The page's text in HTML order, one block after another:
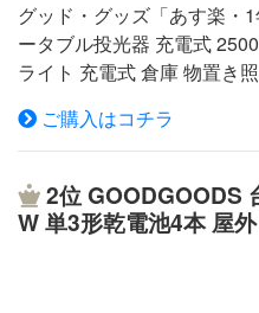
グッド・グッズ「あす楽・
ータブル投光器 充電式
ライト 充電式 倉庫 物置き
ANコード:4571461861418
力電圧:AC100V〜240V/
500lm 調光機能:HIGH・
光色:昼光色 照射角度:120°
間 LOW:約6時間 充電時間:
ご購入はコチラ
2位GOODGOODS
W 単3形乾電池4本 屋